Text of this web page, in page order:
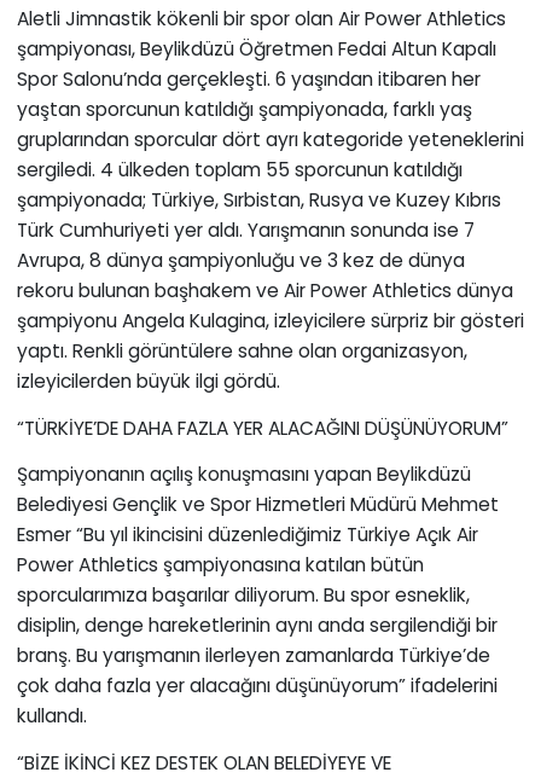
Aletli Jimnastik kökenli bir spor olan Air Power Athletics
şampiyonası, Beylikdüzü Öğretmen Fedai Altun Kapalı
Spor Salonu’nda gerçekleşti. 6 yaşından itibaren her
yaştan sporcunun katıldığı şampiyonada, farklı yaş
gruplarından sporcular dört ayrı kategoride yeteneklerini
sergiledi. 4 ülkeden toplam 55 sporcunun katıldığı
şampiyonada; Türkiye, Sırbistan, Rusya ve Kuzey Kıbrıs
Türk Cumhuriyeti yer aldı. Yarışmanın sonunda ise 7
Avrupa, 8 dünya şampiyonluğu ve 3 kez de dünya
rekoru bulunan başhakem ve Air Power Athletics dünya
şampiyonu Angela Kulagina, izleyicilere sürpriz bir gösteri
yaptı. Renkli görüntülere sahne olan organizasyon,
izleyicilerden büyük ilgi gördü.
“TÜRKİYE’DE DAHA FAZLA YER ALACAĞINI DÜŞÜNÜYORUM”
Şampiyonanın açılış konuşmasını yapan Beylikdüzü
Belediyesi Gençlik ve Spor Hizmetleri Müdürü Mehmet
Esmer “Bu yıl ikincisini düzenlediğimiz Türkiye Açık Air
Power Athletics şampiyonasına katılan bütün
sporcularımıza başarılar diliyorum. Bu spor esneklik,
disiplin, denge hareketlerinin aynı anda sergilendiği bir
branş. Bu yarışmanın ilerleyen zamanlarda Türkiye’de
çok daha fazla yer alacağını düşünüyorum” ifadelerini
kullandı.
“BİZE İKİNCİ KEZ DESTEK OLAN BELEDİYEYE VE